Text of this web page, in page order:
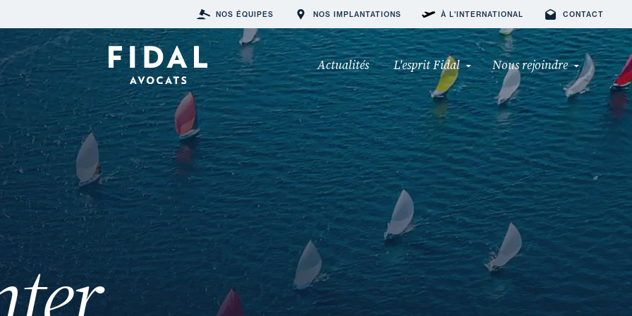
NOS ÉQUIPES NOS IMPLANTATIONS À L'INTERNATIONAL CONTACT
Actualités L'esprit Fidal Nous rejoindre